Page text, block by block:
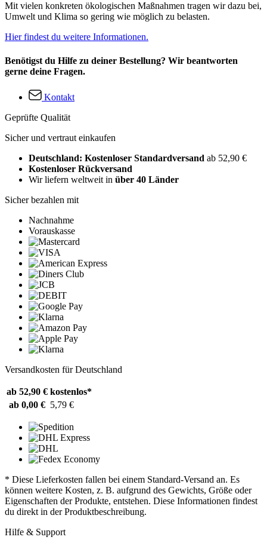
Mit vielen konkreten ökologischen Maßnahmen tragen wir dazu bei,
Umwelt und Klima so gering wie möglich zu belasten.
Hier findest du weitere Informationen.
Benötigst du Hilfe zu deiner Bestellung? Wir beantworten
gerne deine Fragen.
Kontakt
Geprüfte Qualität
Sicher und vertraut einkaufen
Deutschland: Kostenloser Standardversand ab 52,90 €
Kostenloser Rückversand
Wir liefern weltweit in über 40 Länder
Sicher bezahlen mit
Nachnahme
Vorauskasse
Versandkosten für Deutschland
ab 52,90 € kostenlos*
ab 0,00 € 5,79 €
* Diese Lieferkosten fallen bei einem Standard-Versand an. Es
können weitere Kosten, z. B. aufgrund des Gewichts, Größe oder
Eigenschaften der Produkte, entstehen. Diese Informationen findest
du direkt in der Produktbeschreibung.
Hilfe & Support